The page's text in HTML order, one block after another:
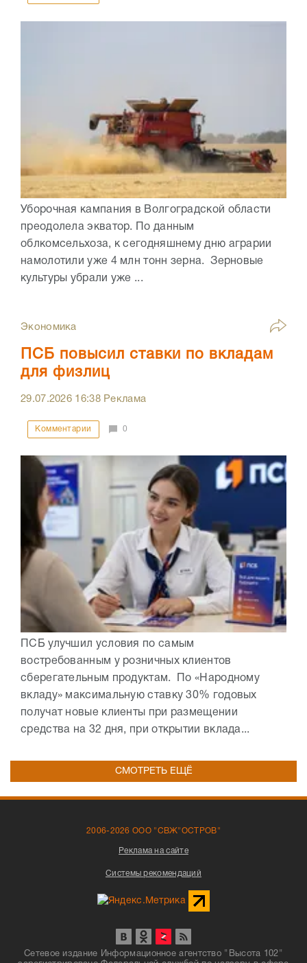
Уборочная кампания в Волгоградской области
преодолела экватор. По данным
облкомсельхоза, к сегодняшнему дню аграрии
намолотили уже 4 млн тонн зерна. Зерновые
культуры убрали уже ...
Экономика
ПСБ повысил ставки по вкладам
для физлиц
29.07.2026 16:38Реклама
Комментарии 0
ПСБ улучшил условия по самым
востребованным у розничных клиентов
сберегательным продуктам. По «Народному
вкладу» максимальную ставку 30% годовых
получат новые клиенты при размещении
средства на 32 дня, при открытии вклада...
СМОТРЕТЬ ЕЩЁ
2006-2026 ООО "СВЖ"ОСТРОВ"
Реклама на сайте
Системы рекомендаций
Сетевое издание Информационное агентство "Высота 102"